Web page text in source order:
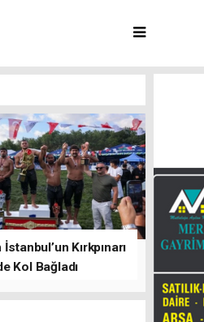
Kırkpınarı
Kol Bağladı